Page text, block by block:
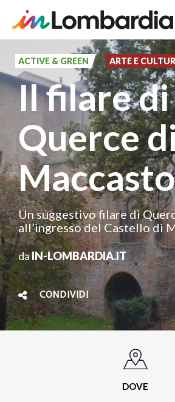
contenuto
principale
ACTIVE & GREEN ARTE E
Il filare di
Querce
Un suggestivo filare di
all’ingresso del Castello di
daIN-LOMBARDIA.IT
CONDIVIDI
DOVE